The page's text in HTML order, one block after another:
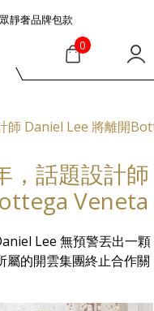
靜奢品牌包款
越了短暫流行
再折
只是收納
全部收藏
靜奢品牌包款
0
師 Daniel Lee 將離開
，話題設計師
Veneta
Lee 無預警丟出一顆
的開雲集團終止合作關